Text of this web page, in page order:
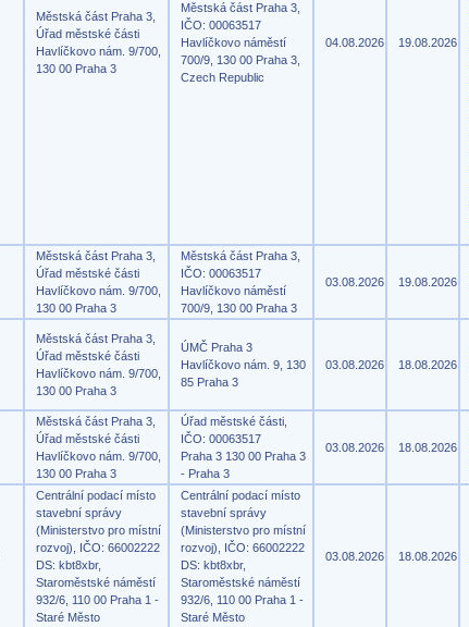
Městská část Praha 3,
Úřad městské části
Havlíčkovo nám. 9/700,
130 00 Praha 3
Městská část Praha 3,
IČO: 00063517
Havlíčkovo náměstí
700/9, 130 00 Praha 3,
Czech Republic
04.08.2026 19.08.2026
Městská část Praha 3,
Úřad městské části
Havlíčkovo nám. 9/700,
130 00 Praha 3
Městská část Praha 3,
IČO: 00063517
Havlíčkovo náměstí
700/9, 130 00 Praha 3
03.08.2026 19.08.2026
Městská část Praha 3,
Úřad městské části
Havlíčkovo nám. 9/700,
130 00 Praha 3
ÚMČ Praha 3
Havlíčkovo nám. 9, 130
85 Praha 3
03.08.2026 18.08.2026
Městská část Praha 3,
Úřad městské části
Havlíčkovo nám. 9/700,
130 00 Praha 3
Úřad městské části,
IČO: 00063517
Praha 3 130 00 Praha 3
- Praha 3
03.08.2026 18.08.2026
Centrální podací místo
stavební správy
(Ministerstvo pro místní
rozvoj), IČO: 66002222
DS: kbt8xbr,
Staroměstské náměstí
932/6, 110 00 Praha 1 -
Staré Město
Centrální podací místo
stavební správy
(Ministerstvo pro místní
rozvoj), IČO: 66002222
DS: kbt8xbr,
Staroměstské náměstí
932/6, 110 00 Praha 1 -
Staré Město
03.08.2026 18.08.2026